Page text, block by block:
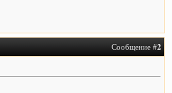
Сообщение #2